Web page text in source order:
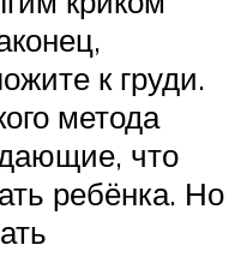
к груди.
метода
что
ребёнка. Но